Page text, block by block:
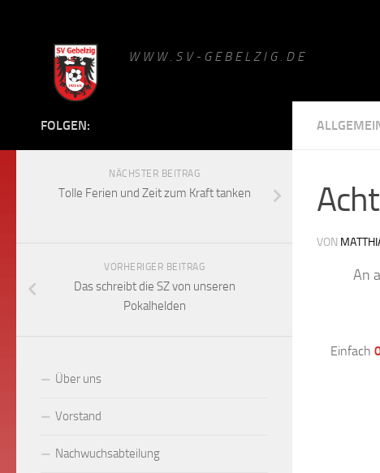
W W W . S V - G E B E L Z I G . D E
VON
An
Einfach
FOLGEN:
NÄCHSTER BEITRAG
Tolle Ferien und Zeit zum Kraft tanken
VORHERIGER BEITRAG
Das schreibt die SZ von unseren
Pokalhelden
Über uns
Vorstand
Nachwuchsabteilung